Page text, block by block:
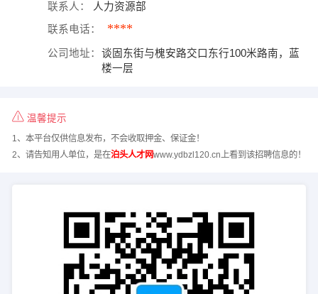
联系人： 人力资源部
联系电话： ****
公司地址：
谈固东街与槐安路交口东行100米路南，蓝
楼一层
温馨提示
1、本平台仅供信息发布，不会收取押金、保证金！
2、请告知用人单位，是在泊头人才网www.ydbzl120.cn上看到该招聘信息的！